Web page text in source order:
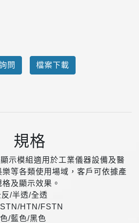
問 檔案下載
規格
示模組適用於工業儀器設備及醫
等各類使用場域，客戶可依據產
及顯示效果。
/半透/全透
HTN/FSTN
/藍色/黑色